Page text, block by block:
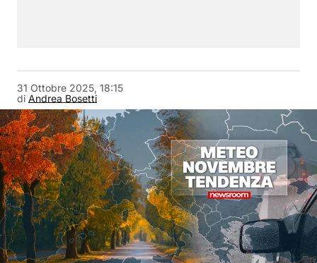
di Andrea Bosetti
31 Ottobre 2025, 18:15